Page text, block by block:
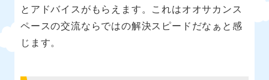
とアドバイスがもらえます。これはオオサカンス
ペースの交流ならではの解決スピードだなぁと感
じます。